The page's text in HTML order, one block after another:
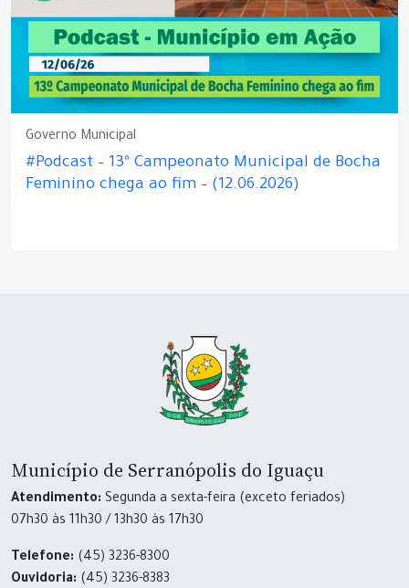
Governo Municipal
#Podcast – 13º Campeonato Municipal de Bocha
Feminino chega ao fim – (12.06.2026)
Município de Serranópolis do Iguaçu
Atendimento: Segunda a sexta-feira (exceto feriados)
07h30 às 11h30 / 13h30 às 17h30
Telefone: (45) 3236-8300
Ouvidoria: (45) 3236-8383